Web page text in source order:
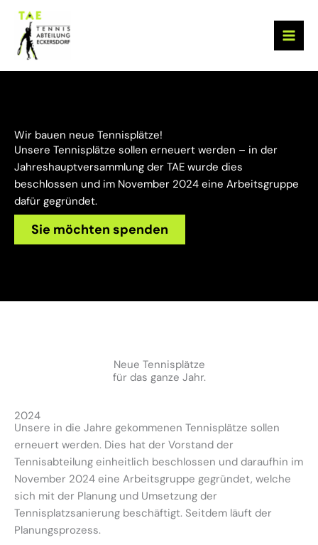
Zum
Inhalt
springen
Wir bauen neue Tennisplätze!
Unsere Tennisplätze sollen erneuert werden – in der
Jahreshauptversammlung der TAE wurde dies
beschlossen und im November 2024 eine Arbeitsgruppe
dafür gegründet.
Sie möchten spenden
Neue Tennisplätze
für das ganze Jahr.
2024
Unsere in die Jahre gekommenen Tennisplätze sollen
erneuert werden. Dies hat der Vorstand der
Tennisabteilung einheitlich beschlossen und daraufhin im
November 2024 eine Arbeitsgruppe gegründet, welche
sich mit der Planung und Umsetzung der
Tennisplatzsanierung beschäftigt. Seitdem läuft der
Planungsprozess.